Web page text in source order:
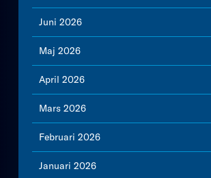
Juni 2026
Maj 2026
April 2026
Mars 2026
Februari 2026
Januari 2026